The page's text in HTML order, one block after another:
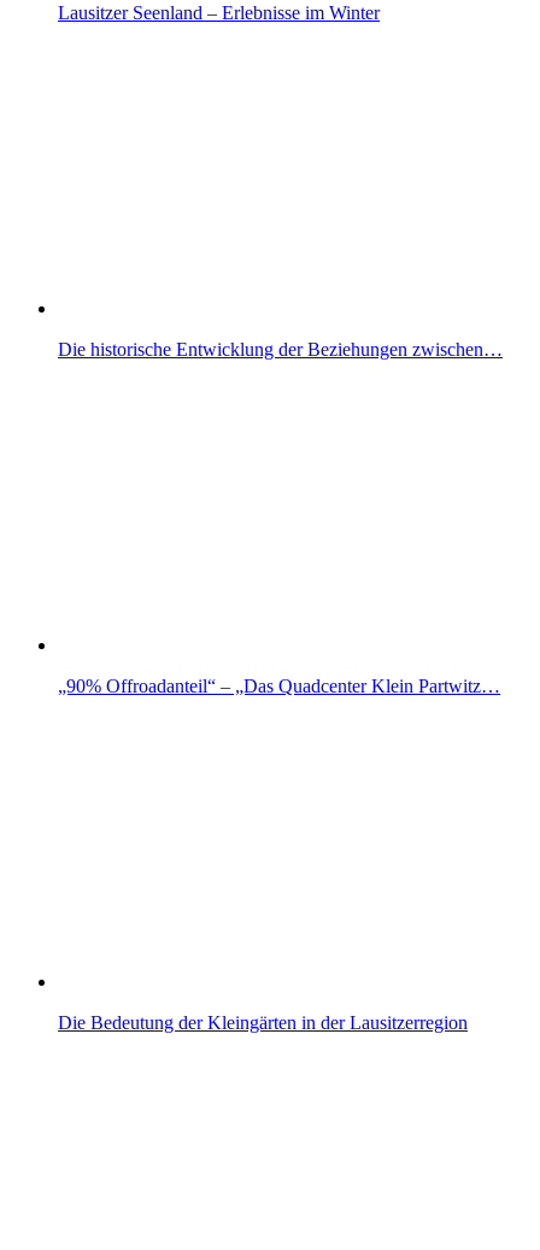
Lausitzer Seenland – Erlebnisse im Winter
Die historische Entwicklung der Beziehungen zwischen…
„90% Offroadanteil“ – „Das Quadcenter Klein Partwitz…
Die Bedeutung der Kleingärten in der Lausitzerregion